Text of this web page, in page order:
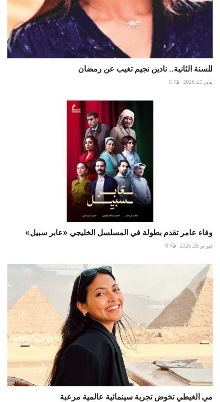
للسنة الثانية.. نادين نجيم تغيب عن رمضان
يناير 20, 2026 0
وفاء عامر تقدم بطولة في المسلسل الخليجي «عابر سبيل»
فبراير 25, 2025 0
مي الغيطي تخوض تجربة سينمائية عالمية مرعبة